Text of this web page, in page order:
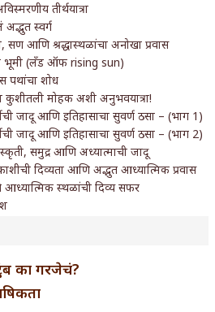
तीर्थयात्रा
स्वर्ग
आणि श्रद्धास्थळांचा अनोखा प्रवास
भूमी (लँड ऑफ rising sun)
पथांचा शोध
कुशीतली मोहक अशी अनुभवयात्रा!
जादू आणि इतिहासाचा सुवर्ण ठसा – (भाग 1)
जादू आणि इतिहासाचा सुवर्ण ठसा – (भाग 2)
समुद्र आणि अध्यात्माची जादू
काशीची दिव्यता आणि अद्भुत आध्यात्मिक प्रवास
आध्यात्मिक स्थळांची दिव्य सफर
का गरजेचं?